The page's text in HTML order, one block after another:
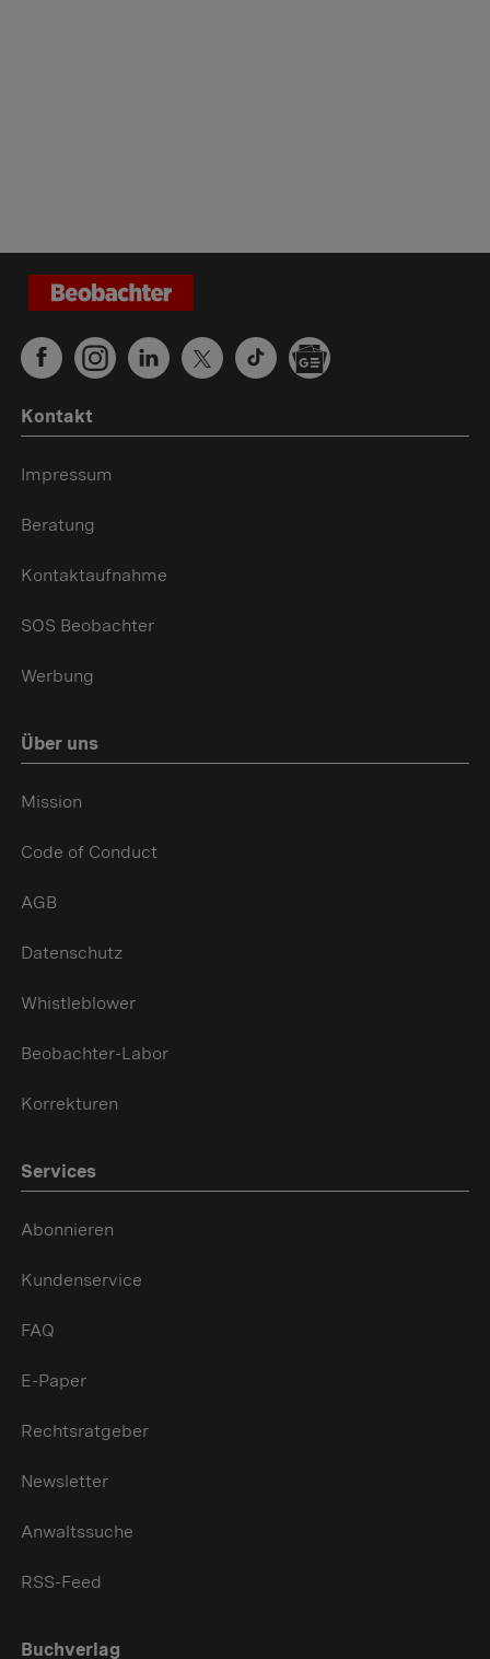
Kontakt
Impressum
Beratung
Kontaktaufnahme
SOS Beobachter
Werbung
Über uns
Mission
Code of Conduct
AGB
Datenschutz
Whistleblower
Beobachter-Labor
Korrekturen
Services
Abonnieren
Kundenservice
FAQ
E-Paper
Rechtsratgeber
Newsletter
Anwaltssuche
RSS-Feed
Buchverlag